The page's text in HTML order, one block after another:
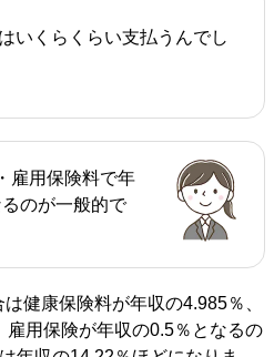
いくらくらい支払うんでし
雇用保険料で年
のが一般的で
健康保険料が年収の4.985％、
雇用保険が年収の0.5％となるの